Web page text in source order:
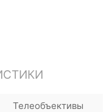
Телеобъективы